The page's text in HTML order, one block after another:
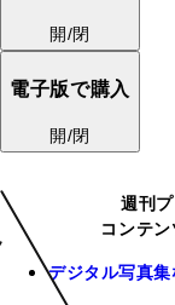
開/閉
電子版で購入
開/閉
週刊
コンテン
デジタル写真